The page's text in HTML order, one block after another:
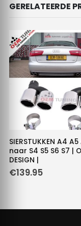
GERELATEERDE
SIERSTUKKEN A4
naar S4 S5 S6 S7 |
DESIGN |
€139.95